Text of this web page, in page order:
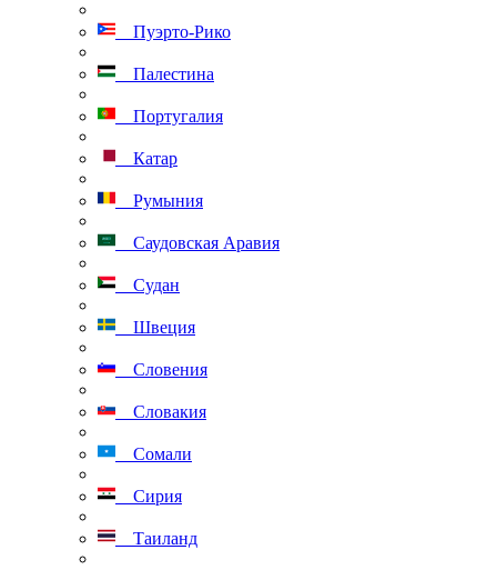
Пуэрто-Рико
Палестина
Португалия
Катар
Румыния
Саудовская Аравия
Судан
Швеция
Словения
Словакия
Сомали
Сирия
Таиланд